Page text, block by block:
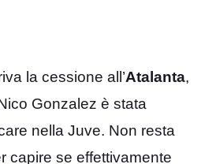
la cessione all’Atalanta,
Gonzalez è stata
nella Juve. Non resta
capire se effettivamente